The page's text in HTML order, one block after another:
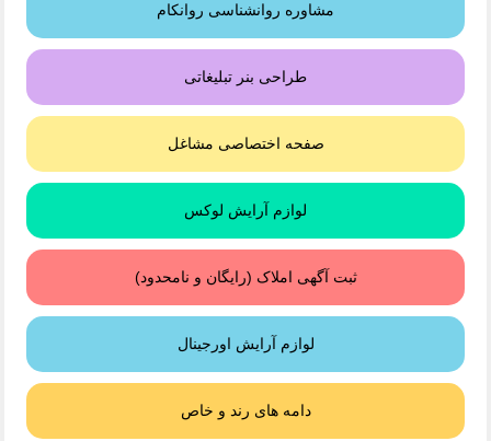
مشاوره روانشناسی روانکام
طراحی بنر تبلیغاتی
صفحه اختصاصی مشاغل
لوازم آرایش لوکس
ثبت آگهی املاک (رایگان و نامحدود)
لوازم آرایش اورجینال
دامه های رند و خاص